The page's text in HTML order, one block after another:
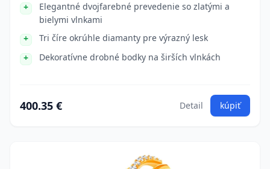
Elegantné dvojfarebné prevedenie so zlatými a
bielymi vlnkami
Tri číre okrúhle diamanty pre výrazný lesk
Dekoratívne drobné bodky na širších vlnkách
400.35 € Detail kúpiť